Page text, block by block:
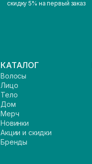
скидку 5% на первый заказ
КАТАЛОГ
Волосы
Лицо
Тело
Дом
Мерч
Новинки
Акции и скидки
Бренды